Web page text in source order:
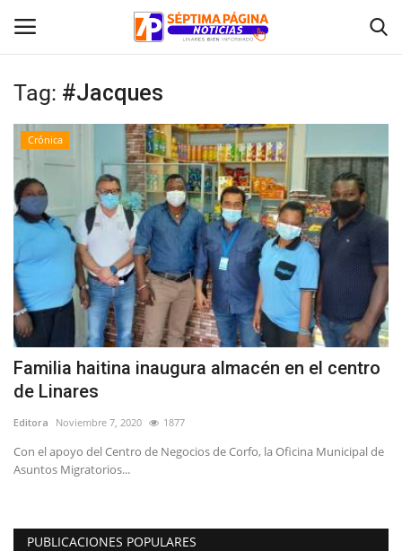
Inicio
Crónica
Policial
Tribunales
Deporte
Política
Espectáculos
Tag: #Jacques
Crónica
Familia haitina inaugura almacén en el centro
de Linares
Editora Noviembre 7, 2020 1877
Con el apoyo del Centro de Negocios de Corfo, la Oficina Municipal de
Asuntos Migratorios...
PUBLICACIONES POPULARES